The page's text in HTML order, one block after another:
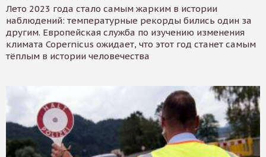
Лето 2023 года стало самым жарким в истории
наблюдений: температурные рекорды бились один за
другим. Европейская служба по изучению изменения
климата Copernicus ожидает, что этот год станет самым
тёплым в истории человечества